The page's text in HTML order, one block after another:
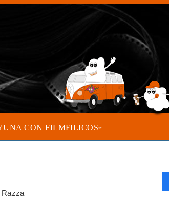
CON FILMFILICOS
Razza